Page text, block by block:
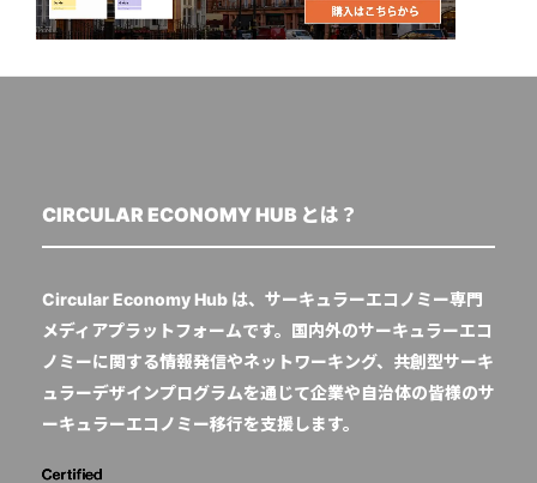
CIRCULAR ECONOMY HUB とは？
Circular Economy Hub は、サーキュラーエコノミー専門
メディアプラットフォームです。国内外のサーキュラーエコ
ノミーに関する情報発信やネットワーキング、共創型サーキ
ュラーデザインプログラムを通じて企業や自治体の皆様のサ
ーキュラーエコノミー移行を支援します。